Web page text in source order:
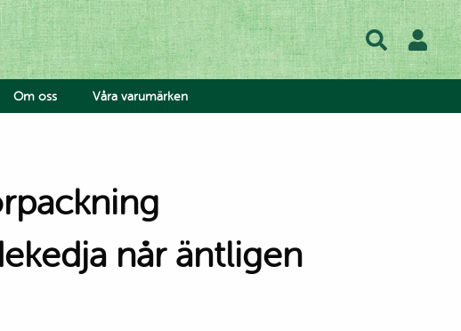
Om oss
Jobba hos oss
Våra varumärken
når äntligen